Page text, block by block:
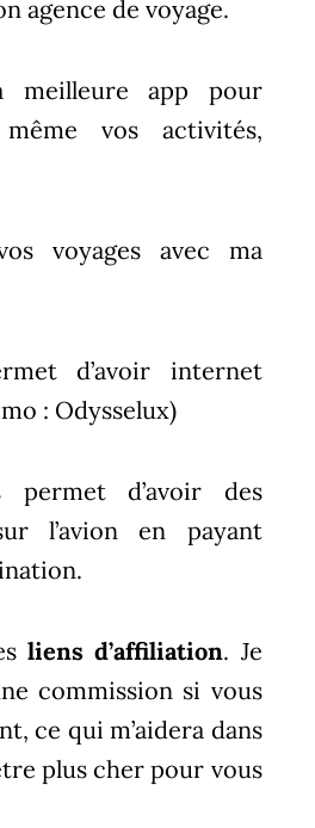
agence de voyage.
meilleure app pour
vos activités,
voyages avec ma
d’avoir internet
: Odysselux)
d’avoir des
l’avion en payant
liens d’affiliation. Je
commission si vous
ce qui m’aidera dans
plus cher pour vous